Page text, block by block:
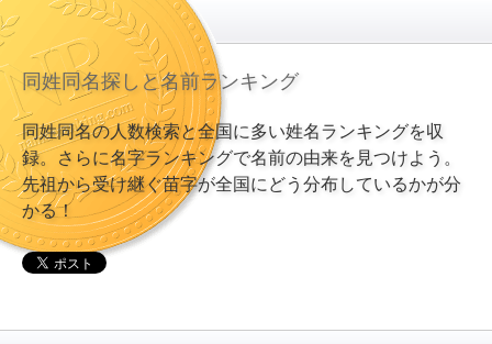
同姓同名探しと名前ランキング
同姓同名の人数検索と全国に多い姓名ランキングを収
録。さらに名字ランキングで名前の由来を見つけよう。
先祖から受け継ぐ苗字が全国にどう分布しているかが分
かる！